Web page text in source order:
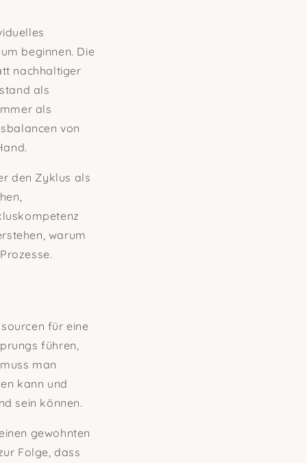
beginnen. Die
nachhaltiger
als
als
von
den Zyklus als
warum
für eine
führen,
man
kann und
sein können.
gewohnten
Folge, dass